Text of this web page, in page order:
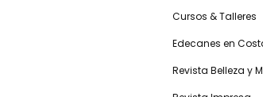
Cursos & Talleres
Edecanes en
Revista Belleza y